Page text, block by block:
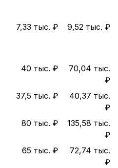
7,33 тыс. ₽ 9,52 тыс. ₽
40 тыс. ₽
70,04 тыс.
₽
37,5 тыс. ₽
40,37 тыс.
₽
80 тыс. ₽
135,58 тыс.
₽
65 тыс. ₽
72,74 тыс.
₽